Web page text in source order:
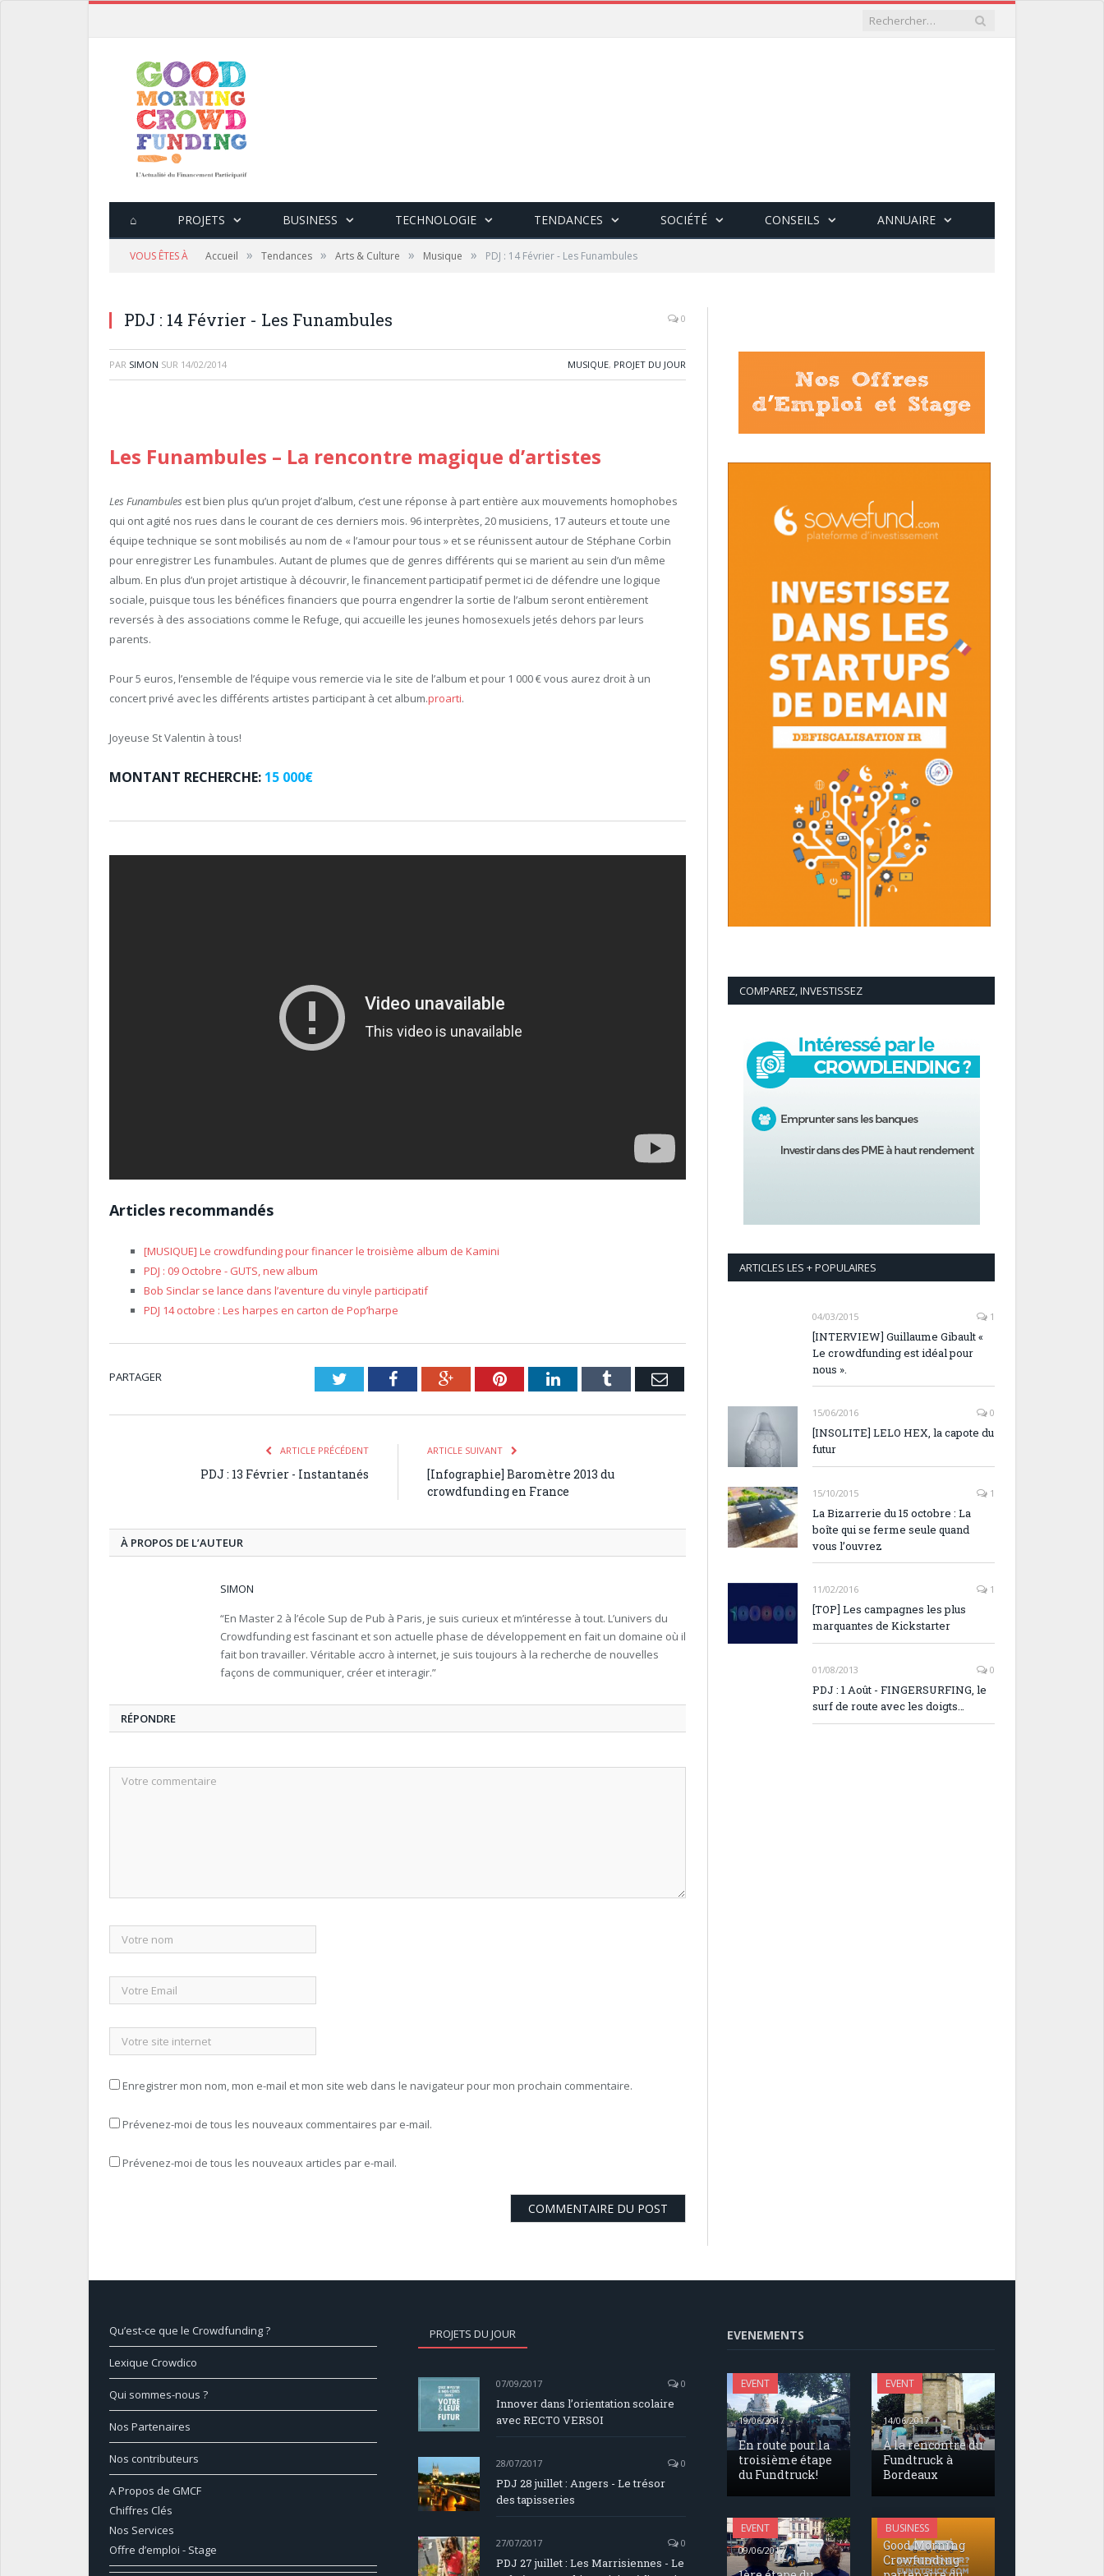
⌂ PROJETS BUSINESS TECHNOLOGIE TENDANCES SOCIÉTÉ CONSEILS ANNUAIRE
VOUS ÊTES À Accueil » Tendances » Arts & Culture » Musique » PDJ : 14 Février - Les Funambules
PDJ : 14 Février - Les Funambules 0
PAR SIMON SUR 14/02/2014 MUSIQUE, PROJET DU JOUR
Les Funambules – La rencontre magique d’artistes
Les Funambules est bien plus qu’un projet d’album, c’est une réponse à part entière aux mouvements homophobes
qui ont agité nos rues dans le courant de ces derniers mois. 96 interprètes, 20 musiciens, 17 auteurs et toute une
équipe technique se sont mobilisés au nom de « l’amour pour tous » et se réunissent autour de Stéphane Corbin
pour enregistrer Les funambules. Autant de plumes que de genres différents qui se marient au sein d’un même
album. En plus d’un projet artistique à découvrir, le financement participatif permet ici de défendre une logique
sociale, puisque tous les bénéfices financiers que pourra engendrer la sortie de l’album seront entièrement
reversés à des associations comme le Refuge, qui accueille les jeunes homosexuels jetés dehors par leurs
parents.
Pour 5 euros, l’ensemble de l’équipe vous remercie via le site de l’album et pour 1 000 € vous aurez droit à un
concert privé avec les différents artistes participant à cet album.proarti.
Joyeuse St Valentin à tous!
MONTANT RECHERCHE: 15 000€
Articles recommandés
[MUSIQUE] Le crowdfunding pour financer le troisième album de Kamini
PDJ : 09 Octobre - GUTS, new album
Bob Sinclar se lance dans l’aventure du vinyle participatif
PDJ 14 octobre : Les harpes en carton de Pop’harpe
PARTAGER TwitterFacebookGoogle+PinterestLinkedInTumblr Email
ARTICLE PRÉCÉDENT
PDJ : 13 Février - Instantanés
ARTICLE SUIVANT
[Infographie] Baromètre 2013 du
crowdfunding en France
À PROPOS DE L’AUTEUR
SIMON
“En Master 2 à l’école Sup de Pub à Paris, je suis curieux et m’intéresse à tout. L’univers du
Crowdfunding est fascinant et son actuelle phase de développement en fait un domaine où il
fait bon travailler. Véritable accro à internet, je suis toujours à la recherche de nouvelles
façons de communiquer, créer et interagir.”
RÉPONDRE
Enregistrer mon nom, mon e-mail et mon site web dans le navigateur pour mon prochain commentaire.
Prévenez-moi de tous les nouveaux commentaires par e-mail.
Prévenez-moi de tous les nouveaux articles par e-mail.
COMPAREZ, INVESTISSEZ
ARTICLES LES + POPULAIRES
04/03/2015 1
[INTERVIEW] Guillaume Gibault «
Le crowdfunding est idéal pour
nous ».
15/06/2016 0
[INSOLITE] LELO HEX, la capote du
futur
15/10/2015 1
La Bizarrerie du 15 octobre : La
boîte qui se ferme seule quand
vous l’ouvrez
11/02/2016 1
[TOP] Les campagnes les plus
marquantes de Kickstarter
01/08/2013 0
PDJ : 1 Août - FINGERSURFING, le
surf de route avec les doigts…
Qu’est-ce que le Crowdfunding ?
Lexique Crowdico
Qui sommes-nous ?
Nos Partenaires
Nos contributeurs
A Propos de GMCF
Chiffres Clés
Nos Services
Offre d’emploi - Stage
PROJETS DU JOUR
07/09/2017 0
Innover dans l’orientation scolaire
avec RECTO VERSOI
28/07/2017 0
PDJ 28 juillet : Angers - Le trésor
des tapisseries
27/07/2017 0
PDJ 27 juillet : Les Marrisiennes - Le
EVENEMENTS
EVENT
19/06/2017
En route pour la
troisième étape
du Fundtruck!
EVENT
14/06/2017
À la rencontre du
Fundtruck à
Bordeaux
EVENT
09/06/2017
BUSINESS
17/05/2017
Good Morning
Crowfunding